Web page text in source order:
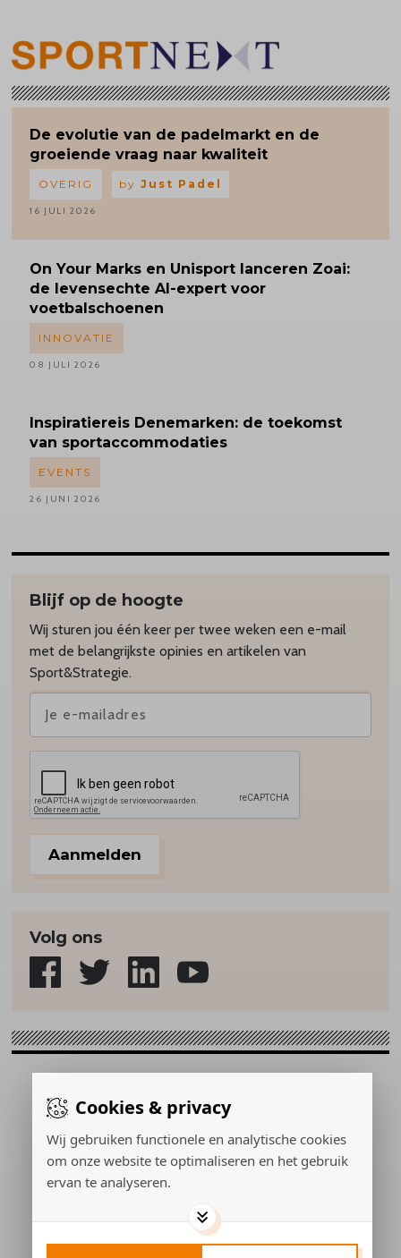
Cookies & privacy
Wij gebruiken functionele en analytische cookies
om onze website te optimaliseren en het gebruik
ervan te analyseren.
De evolutie van de padelmarkt en de
groeiende vraag naar kwaliteit
OVERIG by Just Padel
16 JULI 2026
On Your Marks en Unisport lanceren Zoai:
de levensechte AI-expert voor
voetbalschoenen
INNOVATIE
08 JULI 2026
Inspiratiereis Denemarken: de toekomst
van sportaccommodaties
EVENTS
26 JUNI 2026
Blijf op de hoogte
Wij sturen jou één keer per twee weken een e-mail
met de belangrijkste opinies en artikelen van
Sport&Strategie.
Aanmelden
Volg ons
Gerealiseerd door:
PRIVACY POLICY
COOKIES